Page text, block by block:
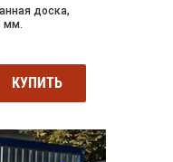
доска,
мм.
КУПИТЬ